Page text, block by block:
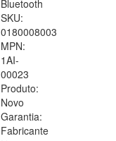
Bluetooth
SKU:
0180008003
MPN:
1AI-
00023
Produto:
Novo
Garantia:
Fabricante